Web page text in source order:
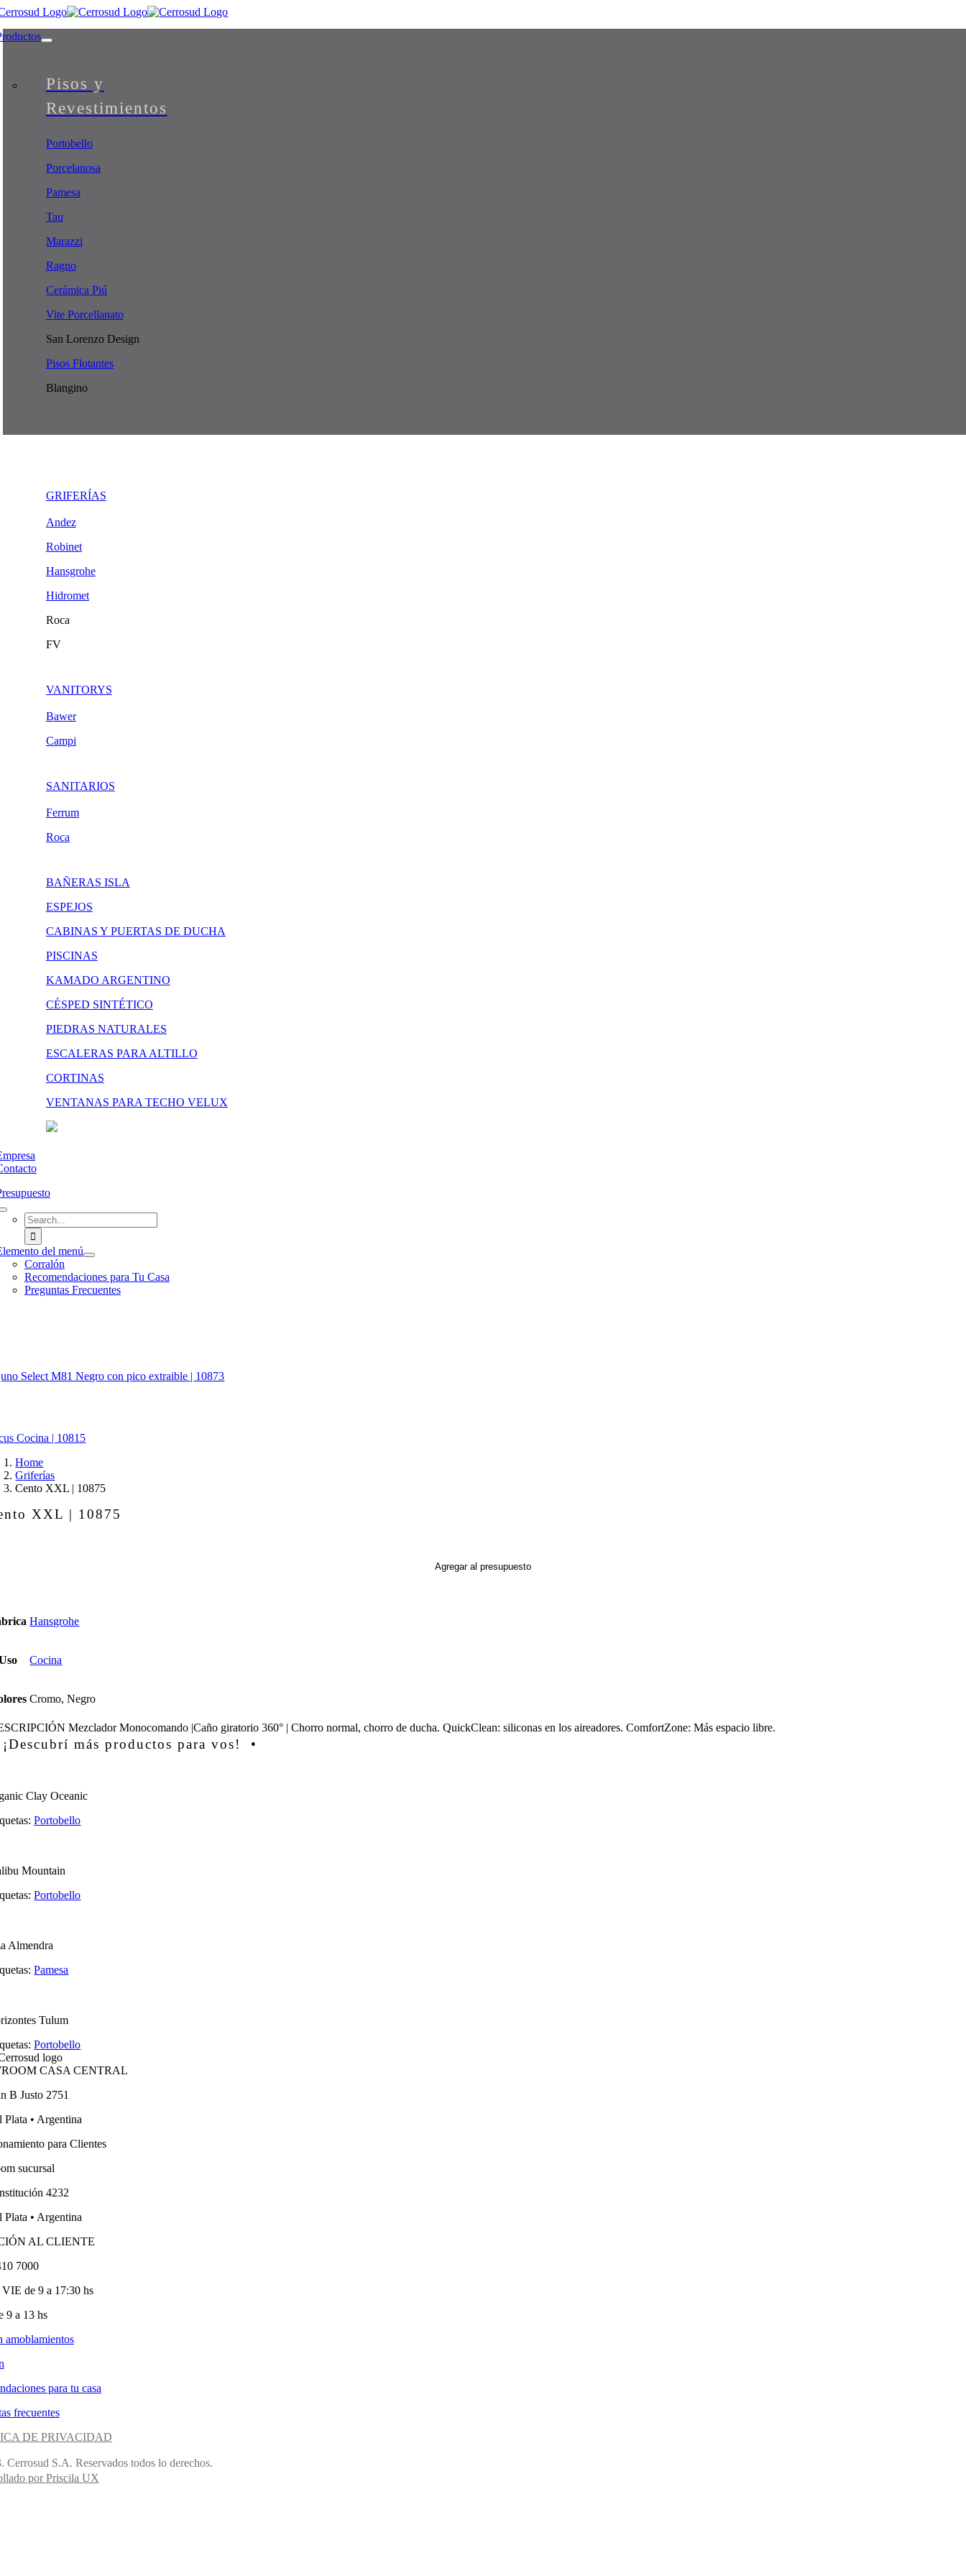
Skip
content
Pisos y
Revestimientos
Portobello
Porcelanosa
Pamesa
Tau
Marazzi
Ragno
Cerámica Piú
Vite Porcellanato
San Lorenzo Design
Pisos Flotantes
Blangino
GRIFERÍAS
Andez
Robinet
Hansgrohe
Hidromet
Roca
FV
VANITORYS
Bawer
Campi
SANITARIOS
Ferrum
Roca
BAÑERAS ISLA
ESPEJOS
CABINAS Y PUERTAS DE DUCHA
PISCINAS
KAMADO ARGENTINO
CÉSPED SINTÉTICO
PIEDRAS NATURALES
ESCALERAS PARA ALTILLO
CORTINAS
VENTANAS PARA TECHO VELUX
Search
for:
del menú
Corralón
Recomendaciones para Tu Casa
Preguntas Frecuentes
Select M81 Negro con pico extraible | 10873
Cocina | 10815
Home
Griferías
Cento XXL | 10875
XXL | 10875
Agregar al presupuesto
Hansgrohe
Cocina
Cromo, Negro
Mezclador Monocomando |Caño giratorio 360° | Chorro normal, chorro de ducha. QuickClean: siliconas en los aireadores. ComfortZone: Más espacio libre.
más productos para vos! •
Clay Oceanic
Portobello
Mountain
Portobello
Almendra
Pamesa
Tulum
Portobello
CASA CENTRAL
B Justo 2751
Plata • Argentina
para Clientes
sucursal
4232
Plata • Argentina
AL CLIENTE
7000
de 9 a 17:30 hs
9 a 13 hs
amoblamientos
para tu casa
frecuentes
DE PRIVACIDAD
Cerrosud S.A. Reservados todos lo derechos.
por Priscila UX